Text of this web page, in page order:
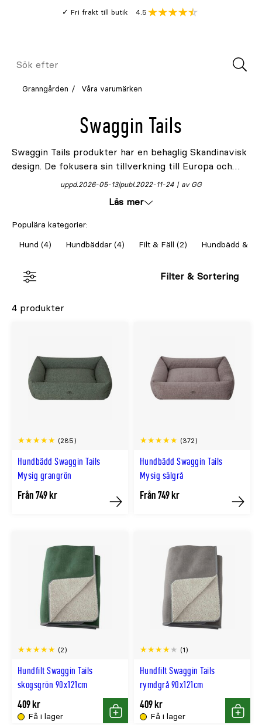
Fri frakt till butik
Genomsnitt
4.5
Meny
Sök
Granngården Våra varumärken
Swaggin Tails
Swaggin Tails produkter har en behaglig Skandinavisk
design. De fokusera sin tillverkning till Europa och
använder i möjligaste mån återvunna material, allt för
riktigt lyxiga, rejäla med mycket stoppning och
väldigt sköna.
publ.2022-11-24
uppd.2026-05-13 av GG
Läs mer
Populära kategorier:
Hund (4)
Hundbäddar (4) Filt & Fäll (2) Hundbädd &
Filter & Sortering
4 produkter
Hundbädd Swaggin Tails
Mysig grangrön
(285)
Från 749 kr
Köp
Hundbädd Swaggin Tails
Mysig sälgrå
(372)
Från 749 kr
Köp
Hundfilt Swaggin Tails
skogsgrön 90x121cm
(2)
Få i lager
409 kr
Köp
Hundfilt Swaggin Tails
rymdgrå 90x121cm
(1)
Få i lager
409 kr
Köp